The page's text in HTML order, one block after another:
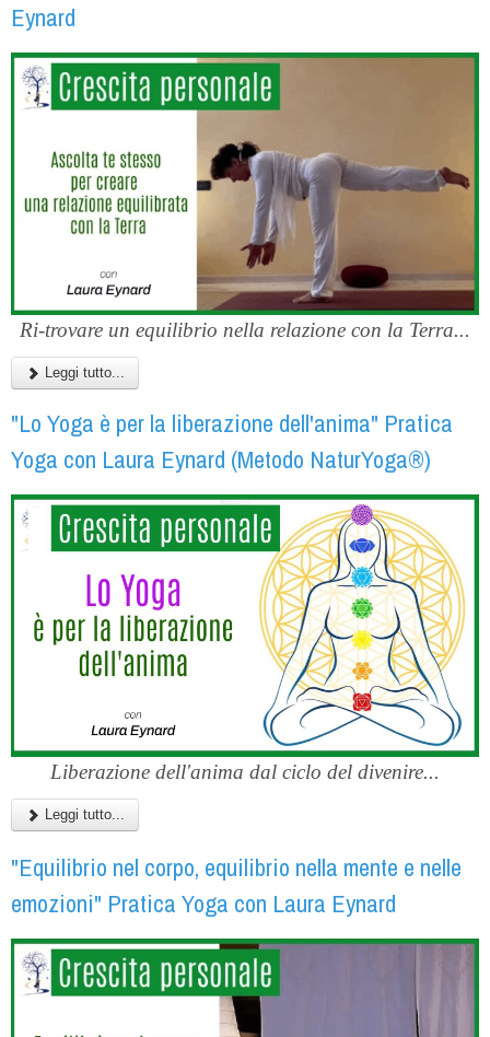
Eynard
Ri-trovare un equilibrio nella relazione con la Terra...
Leggi tutto...
"Lo Yoga è per la liberazione dell'anima" Pratica
Yoga con Laura Eynard (Metodo NaturYoga®)
Liberazione dell'anima dal ciclo del divenire...
Leggi tutto...
"Equilibrio nel corpo, equilibrio nella mente e nelle
emozioni" Pratica Yoga con Laura Eynard